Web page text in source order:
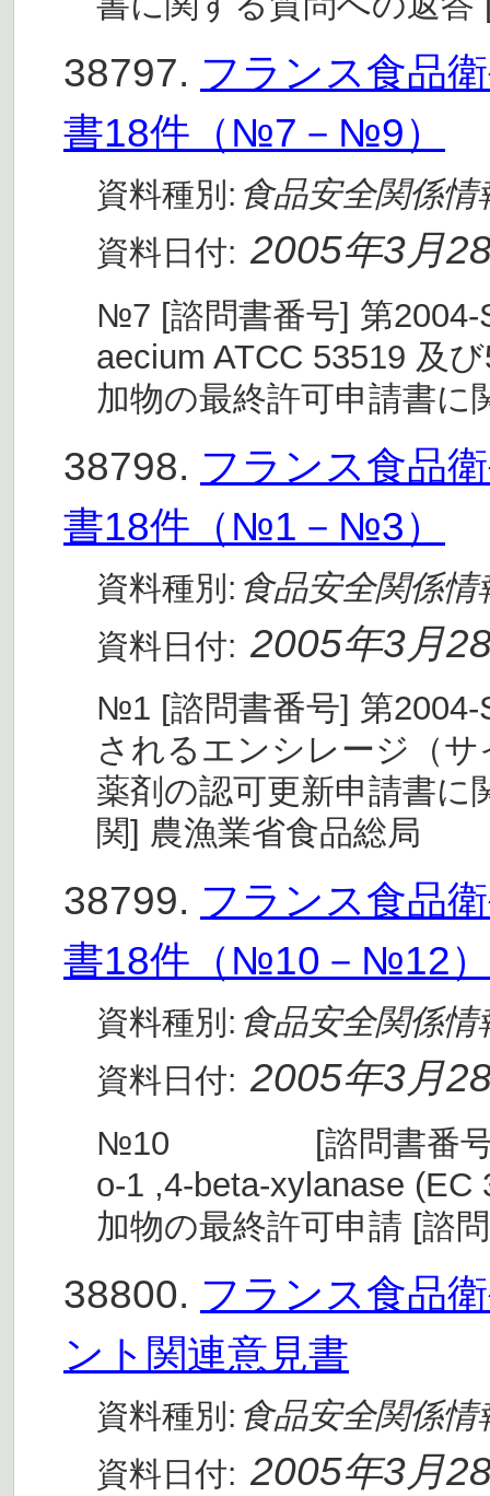
38797. フランス食品
書18件（№7－№9）
資料種別: 食品安全関係情
資料日付: 2005年3月
№7 [諮問書番号] 第2004-
aecium ATCC 53519 及
加物の最終許可申請書に
38798. フランス食品
書18件（№1－№3）
資料種別: 食品安全関係情
資料日付: 2005年3月
№1 [諮問書番号] 第2004-
されるエンシレージ（
薬剤の認可更新申請書に
関] 農漁業省食品総局
38799. フランス食品
書18件（№10－№12）
資料種別: 食品安全関係情
資料日付: 2005年3月
№10 [諮問書番号] 第
o-1 ,4-beta-xylanase
加物の最終許可申請 [諮
38800. フランス食品
ント関連意見書
資料種別: 食品安全関係情
資料日付: 2005年3月